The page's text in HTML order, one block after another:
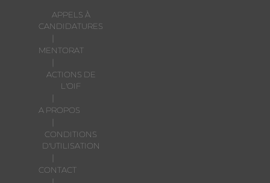
APPELS À
CANDIDATURES
MENTORAT
ACTIONS DE
L'OIF
A PROPOS
CONDITIONS
D'UTILISATION
CONTACT